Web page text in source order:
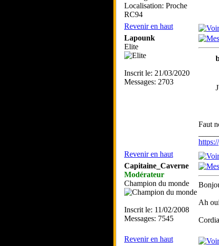
Localisation: Proche
RC94
Revenir en haut
Lapounk
Elite
Inscrit le: 21/03/2020
Messages: 2703
Faut
Revenir en haut
Capitaine_Caverne
Modérateur
Champion du monde
Inscrit le: 11/02/2008
Messages: 7545
Ah
Revenir en haut